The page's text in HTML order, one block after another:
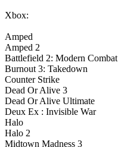
Xbox:
Amped
Amped 2
Battlefield 2: Modern Combat
Burnout 3: Takedown
Counter Strike
Dead Or Alive 3
Dead Or Alive Ultimate
Deux Ex : Invisible War
Halo
Halo 2
Midtown Madness 3